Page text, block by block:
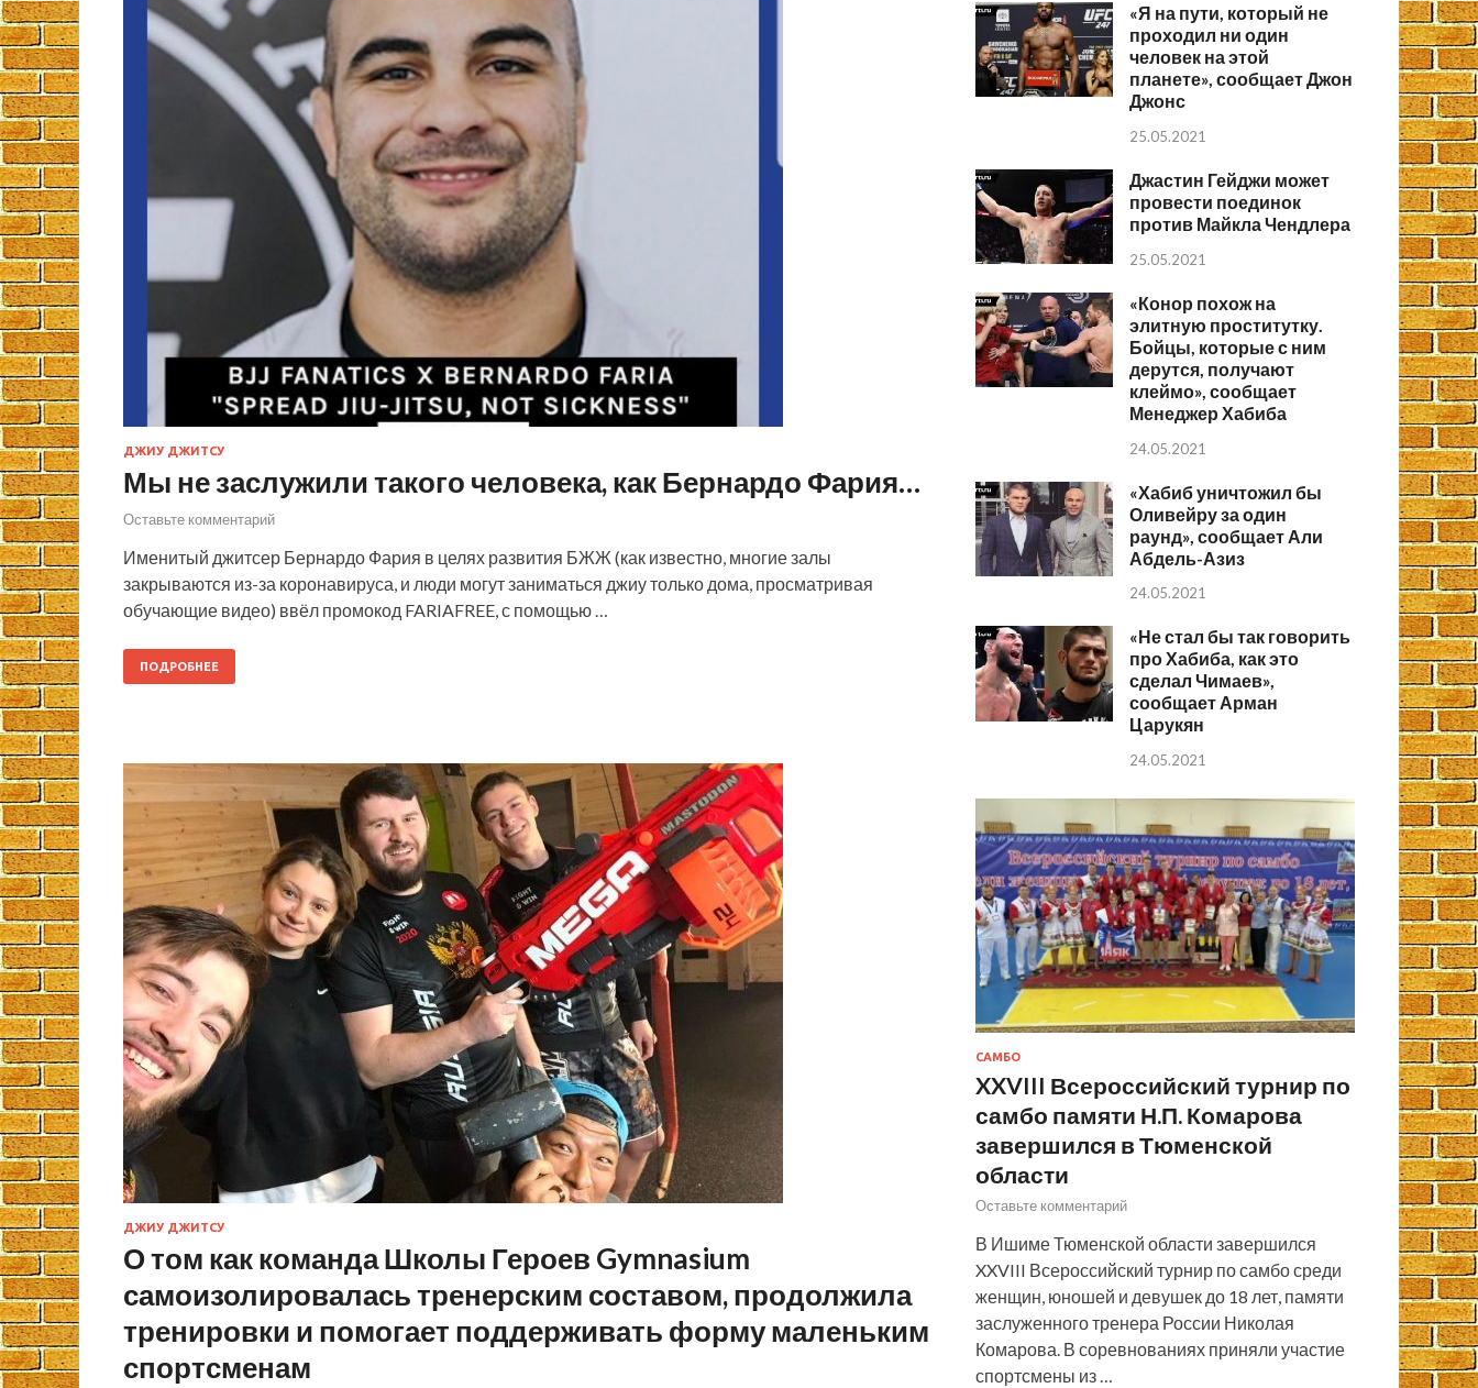
ДЖИУ ДЖИТСУ
Мы не заслужили такого человека, как Бернардо Фария…
Оставьте комментарий
Именитый джитсер Бернардо Фария в целях развития БЖЖ (как известно, многие залы
закрываются из-за коронавируса, и люди могут заниматься джиу только дома, просматривая
обучающие видео) ввёл промокод FARIAFREE, с помощью …
ПОДРОБНЕЕ
ДЖИУ ДЖИТСУ
О том как команда Школы Героев Gymnasium
самоизолировалась тренерским составом, продолжила
тренировки и помогает поддерживать форму маленьким
спортсменам
«Я на пути, который не
проходил ни один
человек на этой
планете», сообщает Джон
Джонс
25.05.2021
Джастин Гейджи может
провести поединок
против Майкла Чендлера
25.05.2021
«Конор похож на
элитную проститутку.
Бойцы, которые с ним
дерутся, получают
клеймо», сообщает
Менеджер Хабиба
24.05.2021
«Хабиб уничтожил бы
Оливейру за один
раунд», сообщает Али
Абдель-Азиз
24.05.2021
«Не стал бы так говорить
про Хабиба, как это
сделал Чимаев»,
сообщает Арман
Царукян
24.05.2021
САМБО
XXVIII Всероссийский турнир по
самбо памяти Н.П. Комарова
завершился в Тюменской
области
Оставьте комментарий
В Ишиме Тюменской области завершился
XXVIII Всероссийский турнир по самбо среди
женщин, юношей и девушек до 18 лет, памяти
заслуженного тренера России Николая
Комарова. В соревнованиях приняли участие
спортсмены из …